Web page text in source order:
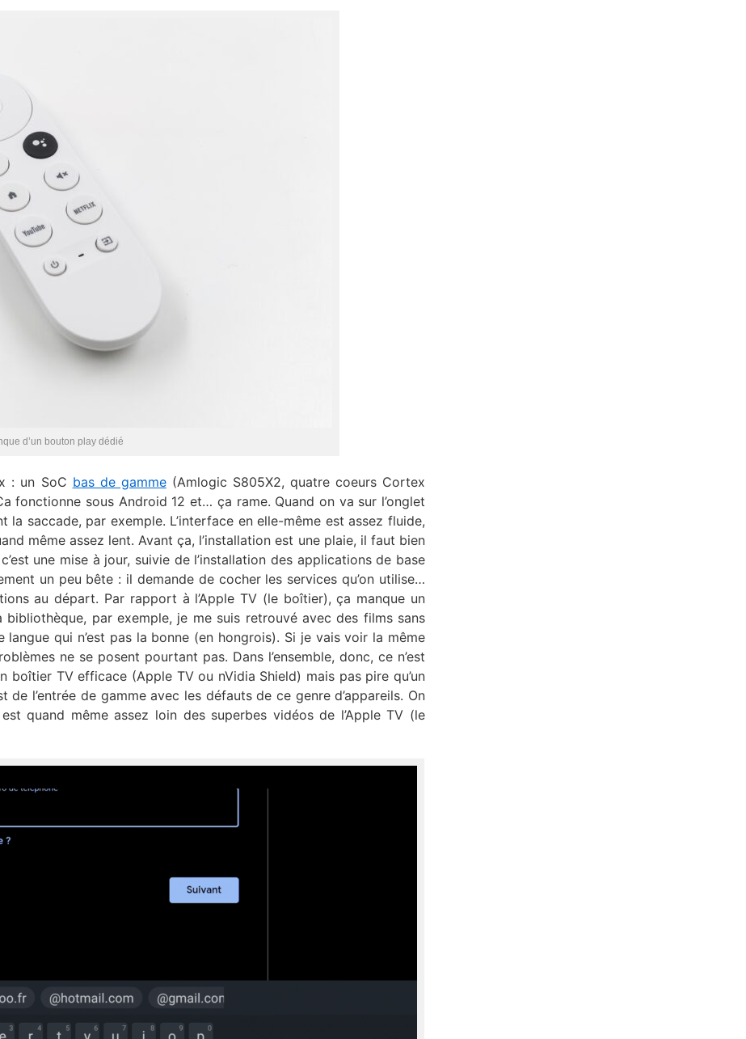
d’un bouton play dédié
: un SoC bas de gamme(Amlogic S805X2, quatre coeurs Cortex
fonctionne sous Android 12 et… ça rame. Quand on va sur l’onglet
saccade, par exemple. L’interface en elle-même est assez fluide,
même assez lent. Avant ça, l’installation est une plaie, il faut bien
une mise à jour, suivie de l’installation des applications de base
un peu bête : il demande de cocher les services qu’on utilise…
au départ. Par rapport à l’Apple TV (le boîtier), ça manque un
bibliothèque, par exemple, je me suis retrouvé avec des films sans
qui n’est pas la bonne (en hongrois). Si je vais voir la même
ne se posent pourtant pas. Dans l’ensemble, donc, ce n’est
boîtier TV efficace (Apple TV ou nVidia Shield) mais pas pire qu’un
de l’entrée de gamme avec les défauts de ce genre d’appareils. On
quand même assez loin des superbes vidéos de l’Apple TV (le